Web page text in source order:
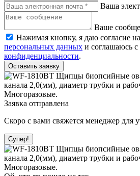
Ваша
Ваше
Нажимая кнопку, я даю согласие на
персональных данных и соглашаюсь с
конфиденциальности.
Оставить заявку
Заявка отправлена
Скоро с вами свяжется менеджер для
Супер!